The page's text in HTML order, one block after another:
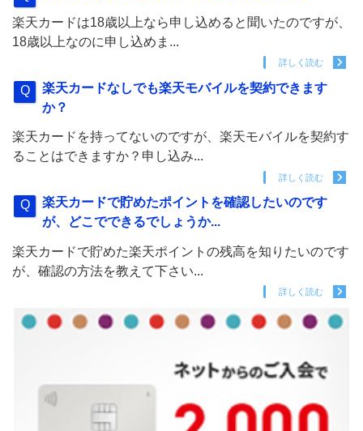
楽天カードは18歳以上なら申し込めると聞いたのですが、
18歳以上なのに申し込めま...
詳しく読む
楽天カードなしでも楽天モバイルを契約できます
か？
楽天カードを持ってないのですが、楽天モバイルを契約す
ることはできますか？申し込み...
詳しく読む
楽天カードで貯めたポイントを確認したいのです
が、どこでできるでしょうか...
楽天カードで貯めた楽天ポイントの残高を知りたいのです
が、確認の方法を教えて下さい...
詳しく読む